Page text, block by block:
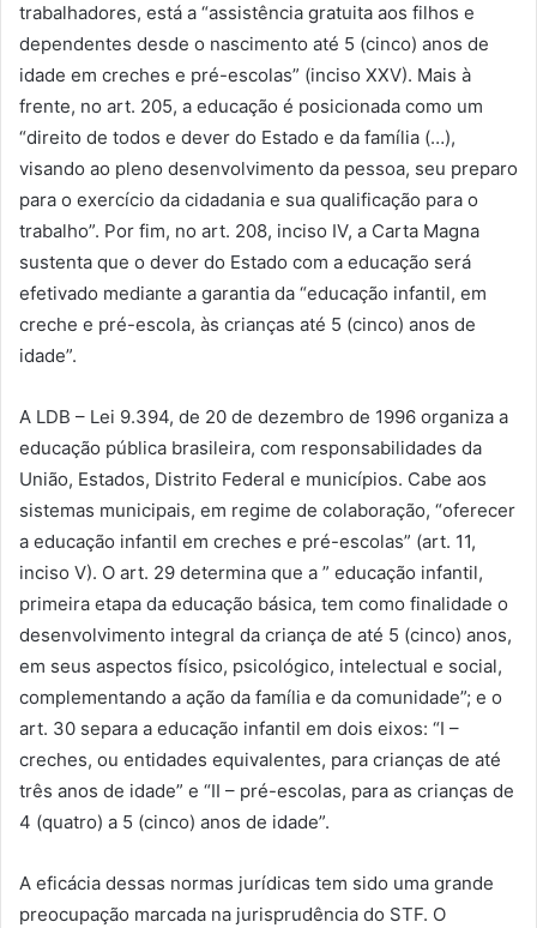
trabalhadores, está a “assistência gratuita aos filhos e
dependentes desde o nascimento até 5 (cinco) anos de
idade em creches e pré-escolas” (inciso XXV). Mais à
frente, no art. 205, a educação é posicionada como um
“direito de todos e dever do Estado e da família (…),
visando ao pleno desenvolvimento da pessoa, seu preparo
para o exercício da cidadania e sua qualificação para o
trabalho”. Por fim, no art. 208, inciso IV, a Carta Magna
sustenta que o dever do Estado com a educação será
efetivado mediante a garantia da “educação infantil, em
creche e pré-escola, às crianças até 5 (cinco) anos de
idade”.
A LDB – Lei 9.394, de 20 de dezembro de 1996 organiza a
educação pública brasileira, com responsabilidades da
União, Estados, Distrito Federal e municípios. Cabe aos
sistemas municipais, em regime de colaboração, “oferecer
a educação infantil em creches e pré-escolas” (art. 11,
inciso V). O art. 29 determina que a ” educação infantil,
primeira etapa da educação básica, tem como finalidade o
desenvolvimento integral da criança de até 5 (cinco) anos,
em seus aspectos físico, psicológico, intelectual e social,
complementando a ação da família e da comunidade”; e o
art. 30 separa a educação infantil em dois eixos: “I –
creches, ou entidades equivalentes, para crianças de até
três anos de idade” e “II – pré-escolas, para as crianças de
4 (quatro) a 5 (cinco) anos de idade”.
A eficácia dessas normas jurídicas tem sido uma grande
preocupação marcada na jurisprudência do STF. O